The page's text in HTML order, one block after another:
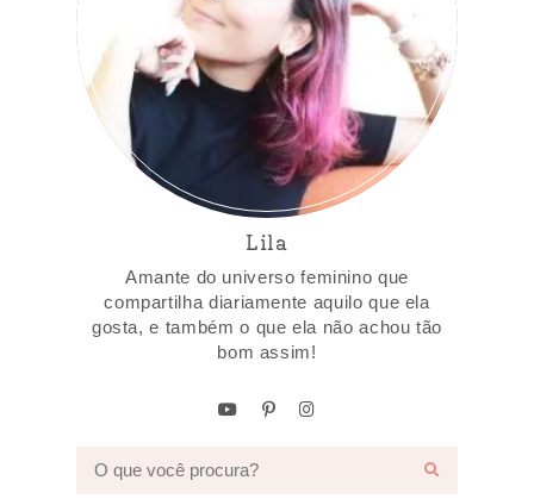
Lila
Amante do universo feminino que
compartilha diariamente aquilo que ela
gosta, e também o que ela não achou tão
bom assim!